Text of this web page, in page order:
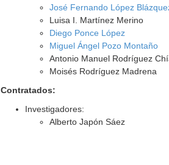
José Fernando López
Luisa I. Martínez Merino
Diego Ponce López
Miguel Ángel Pozo Montaño
Antonio Manuel Rodríguez
Moisés Rodríguez Madrena
Contratados:
Investigadores:
Alberto Japón Sáez